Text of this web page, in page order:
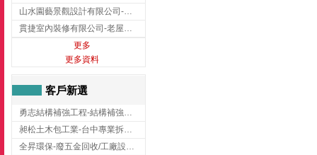
山水園藝景觀設計有限公司-景觀工程,景觀設計,新竹園藝工程,新竹景觀設計
貫捷室內裝修有限公司-老屋翻新工程,台中老屋翻新工程,台中舊屋翻新
更多
更多資料
客戶新選
勇志結構補強工程-結構補強工程 ,桃園結構補強工程,龍潭結構補強工程
昶松土木包工業-台中專業拆除工程/挖土機出租
全昇環保-廢五金回收/工廠設備收購/機械設備回收/高價收購廠房設備